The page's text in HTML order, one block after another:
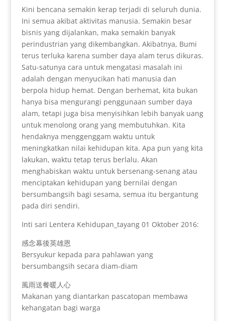
Kini bencana semakin kerap terjadi di seluruh dunia.
Ini semua akibat aktivitas manusia. Semakin besar
bisnis yang dijalankan, maka semakin banyak
perindustrian yang dikembangkan. Akibatnya, Bumi
terus terluka karena sumber daya alam terus dikuras.
Satu-satunya cara untuk mengatasi masalah ini
adalah dengan menyucikan hati manusia dan
berpola hidup hemat. Dengan berhemat, kita bukan
hanya bisa mengurangi penggunaan sumber daya
alam, tetapi juga bisa menyisihkan lebih banyak uang
untuk menolong orang yang membutuhkan. Kita
hendaknya menggenggam waktu untuk
meningkatkan nilai kehidupan kita. Apa pun yang kita
lakukan, waktu tetap terus berlalu. Akan
menghabiskan waktu untuk bersenang-senang atau
menciptakan kehidupan yang bernilai dengan
bersumbangsih bagi sesama, semua itu bergantung
pada diri sendiri.
Inti sari Lentera Kehidupan_tayang 01 Oktober 2016:
感念幕後英雄恩
Bersyukur kepada para pahlawan yang
bersumbangsih secara diam-diam
風雨送餐暖人心
Makanan yang diantarkan pascatopan membawa
kehangatan bagi warga